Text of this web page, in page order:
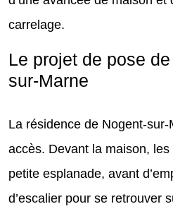
carrelage.
Le projet de pose
sur-Marne
La résidence de Nogent-
accès. Devant la maison,
petite esplanade, avant
d’escalier pour se retrouver